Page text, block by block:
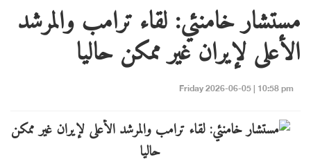
مستشار خامنئي: لقاء ترامب والمرشد
الأعلى لإيران غير ممكن حاليا
Friday 2026-06-05 | 10:58 pm